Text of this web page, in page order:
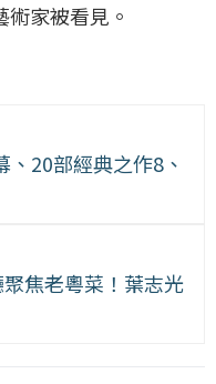
家被看見。
20部經典之作8、
焦老粵菜！葉志光